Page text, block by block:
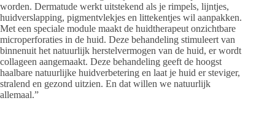
worden. Dermatude werkt uitstekend als je rimpels, lijntjes,
huidverslapping, pigmentvlekjes en littekentjes wil aanpakken.
Met een speciale module maakt de huidtherapeut onzichtbare
microperforaties in de huid. Deze behandeling stimuleert van
binnenuit het natuurlijk herstelvermogen van de huid, er wordt
collageen aangemaakt. Deze behandeling geeft de hoogst
haalbare natuurlijke huidverbetering en laat je huid er steviger,
stralend en gezond uitzien. En dat willen we natuurlijk
allemaal.”